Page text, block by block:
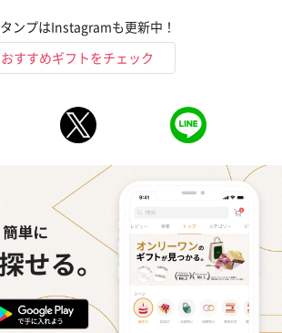
タンプはInstagramも更新中！
おすすめギフトをチェック